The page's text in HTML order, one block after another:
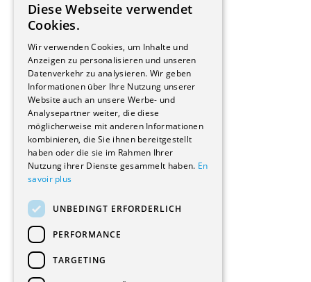
Hersteller/Lieferanten
Bauherrschaften
Immobilienverwaltungsgesellschaften
Stockwerkeigentum
Reportagen
Wohnungen
Renovierungen
Innere Umbauten
Gastgewerbe und Tourismus
Verwaltungsgebäude und Geschäfte
Schuleinrichtungen
Medizinische Einrichtungen
Kultur - Sport - Freizeit
Industrie - Handwerk
Transport und Parkplätze
Diverse Bauten
FRENCH
Diese Webseite verwendet
Cookies.
Wir verwenden Cookies, um Inhalte und
Anzeigen zu personalisieren und unseren
Datenverkehr zu analysieren. Wir geben
Informationen über Ihre Nutzung unserer
Website auch an unsere Werbe- und
Analysepartner weiter, die diese
möglicherweise mit anderen Informationen
kombinieren, die Sie ihnen bereitgestellt
haben oder die sie im Rahmen Ihrer
Nutzung ihrer Dienste gesammelt haben. En
savoir plus
UNBEDINGT ERFORDERLICH
PERFORMANCE
TARGETING